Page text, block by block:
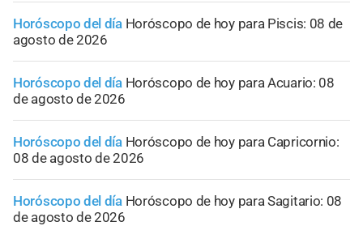
Horóscopo del día Horóscopo de hoy para Piscis: 08 de
agosto de 2026
Horóscopo del día Horóscopo de hoy para Acuario: 08
de agosto de 2026
Horóscopo del día Horóscopo de hoy para Capricornio:
08 de agosto de 2026
Horóscopo del día Horóscopo de hoy para Sagitario: 08
de agosto de 2026